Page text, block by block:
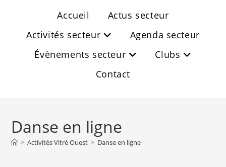
Accueil
Actus secteur
Activités secteur
Agenda secteur
Évènements secteur
Clubs
Contact
Danse en ligne
> Activités Vitré Ouest > Danse en ligne